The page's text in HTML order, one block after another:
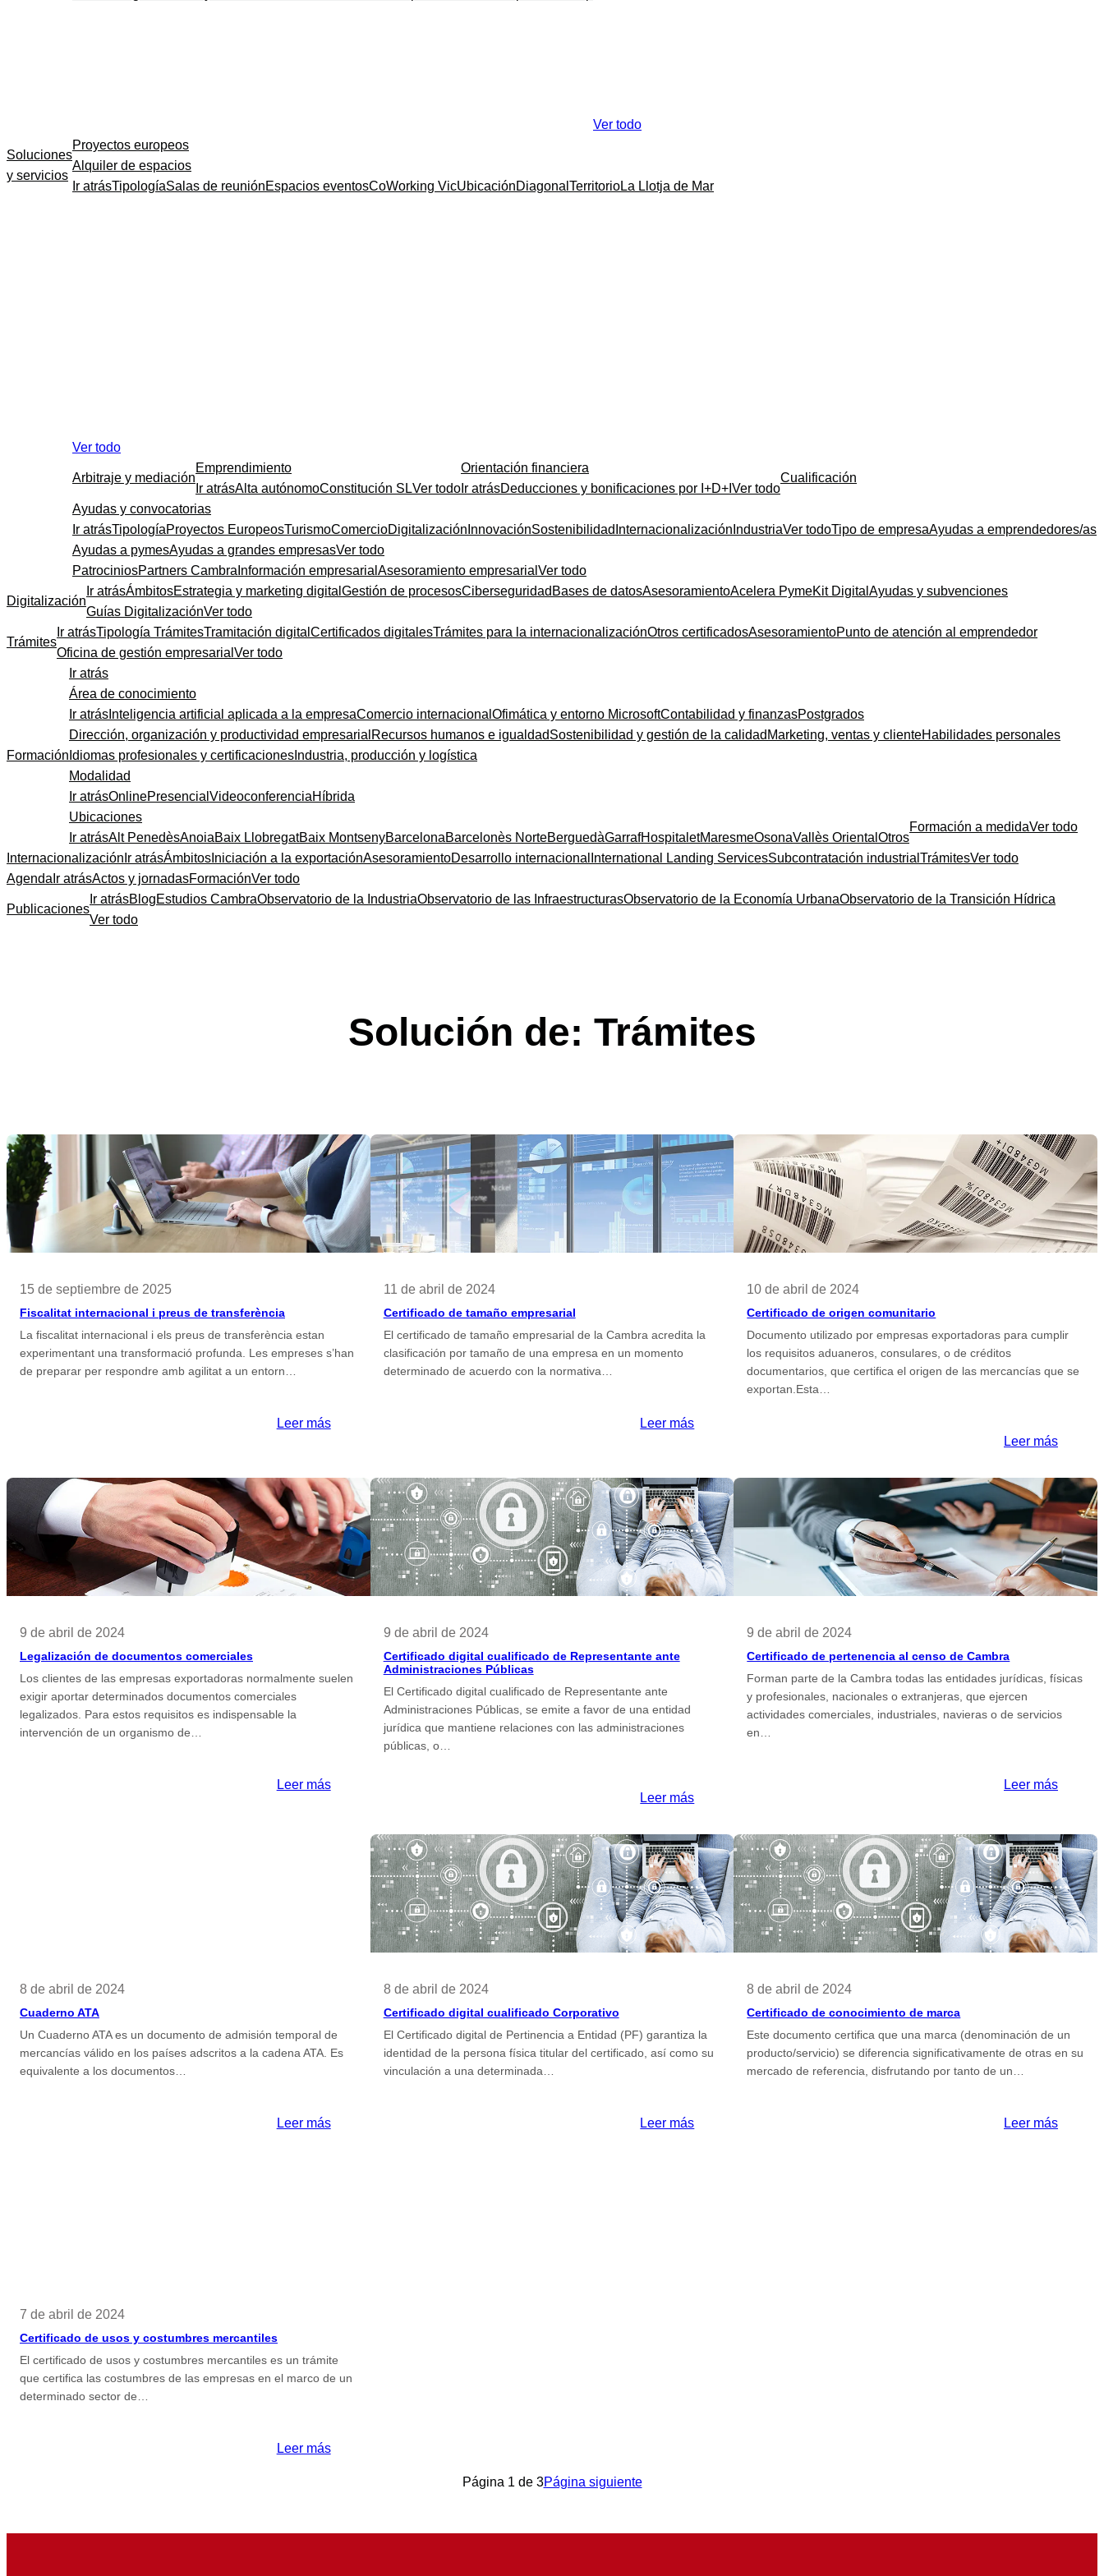
Soluciones
y servicios
Ver todo
Proyectos europeos
Alquiler de espacios
Ir atrásTipologíaSalas de reuniónEspacios eventosCoWorking VicUbicaciónDiagonal TerritorioLa Llotja de Mar
Ver todo
Arbitraje y mediación
Emprendimiento
Ir atrásAlta autónomoConstitución SLVer todo
Orientación financiera
Ir atrásDeducciones y bonificaciones por I+D+I Ver todo
Cualificación
Ayudas y convocatorias
Ir atrásTipologíaProyectos EuropeosTurismoComercioDigitalización InnovaciónSostenibilidad Internacionalización IndustriaVer todoTipo de empresaAyudas a emprendedores/as
Ayudas a pymesAyudas a grandes empresasVer todo
PatrociniosPartners Cambra Información empresarial Asesoramiento empresarial Ver todo
Digitalización
Ir atrásÁmbitosEstrategia y marketing digital Gestión de procesosCiberseguridad Bases de datosAsesoramientoAcelera PymeKit Digital Ayudas y subvenciones
Guías DigitalizaciónVer todo
Trámites
Ir atrásTipología TrámitesTramitación digital Certificados digitalesTrámites para la internacionalizaciónOtros certificadosAsesoramientoPunto de atención al emprendedor
Oficina de gestión empresarial Ver todo
Formación
Ir atrás
Área de conocimiento
Ir atrás Inteligencia artificial aplicada a la empresaComercio internacional Ofimática y entorno MicrosoftContabilidad y finanzasPostgrados
Dirección, organización y productividad empresarial Recursos humanos e igualdadSostenibilidad y gestión de la calidad Marketing, ventas y clienteHabilidades personales
Idiomas profesionales y certificaciones Industria, producción y logística
Modalidad
Ir atrásOnlinePresencial VideoconferenciaHíbrida
Ubicaciones
Ir atrásAlt PenedèsAnoiaBaix LlobregatBaix MontsenyBarcelonaBarcelonès NorteBerguedàGarrafHospitaletMaresmeOsonaVallès Oriental Otros
Formación a medidaVer todo
Internacionalización Ir atrásÁmbitos Iniciación a la exportaciónAsesoramientoDesarrollo internacional International Landing ServicesSubcontratación industrial TrámitesVer todo
Agenda Ir atrásActos y jornadasFormaciónVer todo
Publicaciones
Ir atrásBlogEstudios CambraObservatorio de la IndustriaObservatorio de las InfraestructurasObservatorio de la Economía UrbanaObservatorio de la Transición Hídrica
Ver todo
Solución de: Trámites
15 de septiembre de 2025
Fiscalitat internacional i preus de transferència
La fiscalitat internacional i els preus de transferència estan
experimentant una transformació profunda. Les empreses s’han
de preparar per respondre amb agilitat a un entorn…
Leer más:
i
preus
de
transferència
11 de abril de 2024
Certificado de tamaño empresarial
El certificado de tamaño empresarial de la Cambra acredita la
clasificación por tamaño de una empresa en un momento
determinado de acuerdo con la normativa…
Leer más:
tamaño
empresarial
10 de abril de 2024
Certificado de origen comunitario
Documento utilizado por empresas exportadoras para cumplir
los requisitos aduaneros, consulares, o de créditos
documentarios, que certifica el origen de las mercancías que se
exportan.Esta…
Leer más:
de
origen
9 de abril de 2024
Legalización de documentos comerciales
Los clientes de las empresas exportadoras normalmente suelen
exigir aportar determinados documentos comerciales
legalizados. Para estos requisitos es indispensable la
intervención de un organismo de…
Leer más:
documentos
comerciales
9 de abril de 2024
Certificado digital cualificado de Representante ante
Administraciones Públicas
El Certificado digital cualificado de Representante ante
Administraciones Públicas, se emite a favor de una entidad
jurídica que mantiene relaciones con las administraciones
públicas, o…
Leer más:
digital
cualificado
de
Representante
ante
Administraciones
9 de abril de 2024
Certificado de pertenencia al censo de Cambra
Forman parte de la Cambra todas las entidades jurídicas, físicas
y profesionales, nacionales o extranjeras, que ejercen
actividades comerciales, industriales, navieras o de servicios
en…
Leer más:
al
censo
de
Cambra
8 de abril de 2024
Cuaderno ATA
Un Cuaderno ATA es un documento de admisión temporal de
mercancías válido en los países adscritos a la cadena ATA. Es
equivalente a los documentos…
Leer más:
8 de abril de 2024
Certificado digital cualificado Corporativo
El Certificado digital de Pertinencia a Entidad (PF) garantiza la
identidad de la persona física titular del certificado, así como su
vinculación a una determinada…
Leer más:
8 de abril de 2024
Certificado de conocimiento de marca
Este documento certifica que una marca (denominación de un
producto/servicio) se diferencia significativamente de otras en su
mercado de referencia, disfrutando por tanto de un…
Leer más:
7 de abril de 2024
Certificado de usos y costumbres mercantiles
El certificado de usos y costumbres mercantiles es un trámite
que certifica las costumbres de las empresas en el marco de un
determinado sector de…
Leer más:
Página 1 de 3Página siguiente